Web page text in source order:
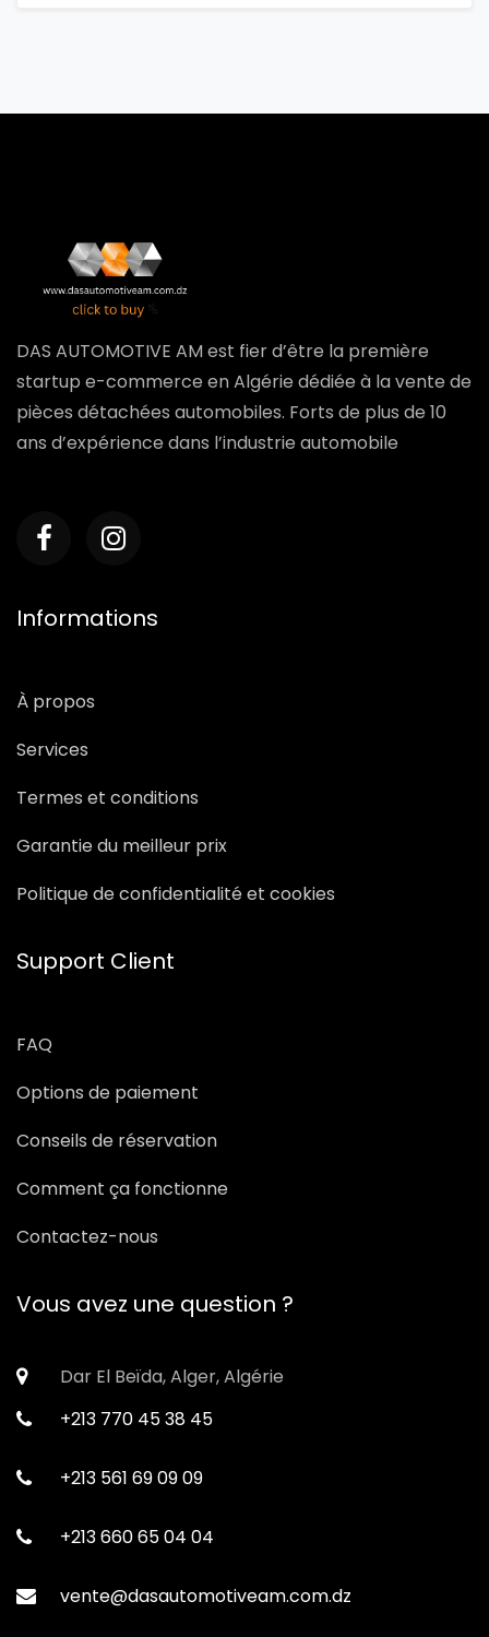
DAS AUTOMOTIVE AM est fier d’être la première
startup e-commerce en Algérie dédiée à la vente de
pièces détachées automobiles. Forts de plus de 10
ans d’expérience dans l’industrie automobile
Informations
À propos
Services
Termes et conditions
Garantie du meilleur prix
Politique de confidentialité et cookies
Support Client
FAQ
Options de paiement
Conseils de réservation
Comment ça fonctionne
Contactez-nous
Vous avez une question ?
Dar El Beïda, Alger, Algérie
+213 770 45 38 45
+213 561 69 09 09
+213 660 65 04 04
vente@dasautomotiveam.com.dz